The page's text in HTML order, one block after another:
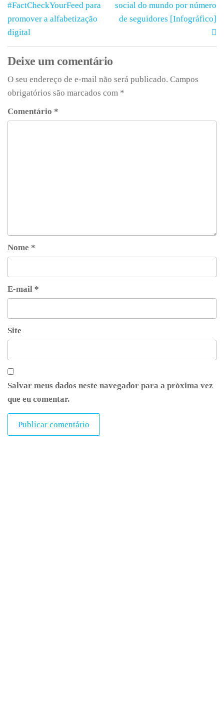
#FactCheckYourFeed para
promover a alfabetização
digital
social do mundo por número
de seguidores [Infográfico]
Deixe um comentário
O seu endereço de e-mail não será publicado. Campos
obrigatórios são marcados com *
Comentário *
Nome *
E-mail *
Site
Salvar meus dados neste navegador para a próxima vez
que eu comentar.